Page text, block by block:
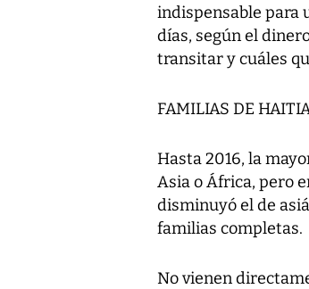
indispensable para
días, según el
transitar y cuáles
FAMILIAS DE
Hasta 2016, la
Asia o África, pero
disminuyó el de
familias completas.
No vienen